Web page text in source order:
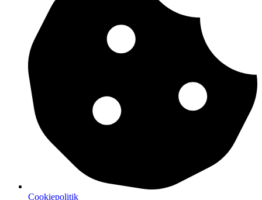
Cookiepolitik